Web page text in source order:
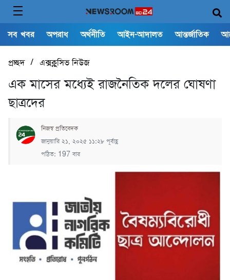
সব খবর অপরাধ অর্থনীতি আইন-আদালত আন্তর্জাতিক
প্রচ্ছদ/ এক্সক্লুসিভ নিউজ
এক মাসের মধ্যেই রাজনৈতিক দলের ঘোষণা
ছাত্রদের
নিজস্ব প্রতিবেদক
জানুয়ারি ২১, ২০২৫ ১১:২৮ পূর্বাহ্ণ
পঠিত: 197 বার